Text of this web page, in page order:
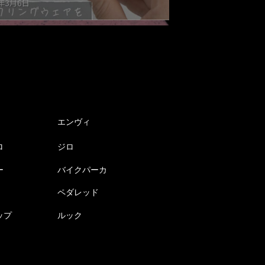
エンヴィ
ジロ
バイクパーカ
ペダレッド
プ ルック